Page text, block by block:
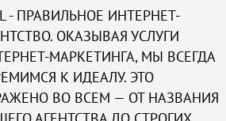
- ПРАВИЛЬНОЕ ИНТЕРНЕТ-
ОКАЗЫВАЯ УСЛУГИ
МАРКЕТИНГА, МЫ ВСЕГДА
К ИДЕАЛУ. ЭТО
ВО ВСЕМ — ОТ НАЗВАНИЯ